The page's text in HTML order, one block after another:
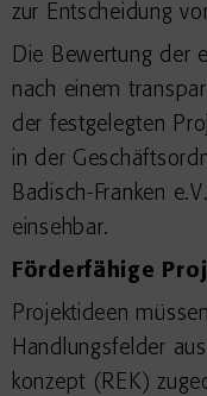
zur Entscheidung
Die Bewertung der
nach einem
der festgelegten
in der
Badisch-Franken
einsehbar.
Förderfähige
Projektideen
Handlungsfelder
konzept (REK)